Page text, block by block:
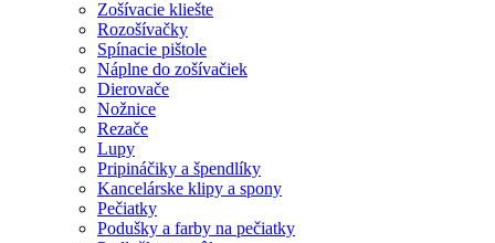
Zošívacie kliešte
Rozošívačky
Spínacie pištole
Náplne do zošívačiek
Dierovače
Nožnice
Rezače
Lupy
Pripináčiky a špendlíky
Kancelárske klipy a spony
Pečiatky
Podušky a farby na pečiatky